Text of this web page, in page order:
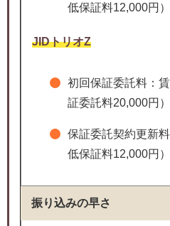
低保証料12,000円）
JIDトリオZ
初回保証委託料：
証委託料20,000円）
保証委託契約更新
低保証料12,000円）
振り込みの早さ